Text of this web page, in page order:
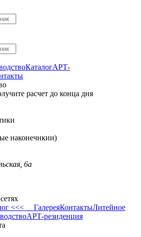
КаталогАРТ-
расчет до конца дня
наконечнкии)
6а
<<< ГалереяКонтактыЛитейное
АРТ-резиденция